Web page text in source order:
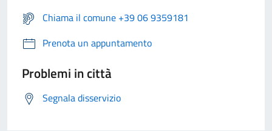
Chiama il comune +39 06 9359181
Prenota un appuntamento
Problemi in città
Segnala disservizio